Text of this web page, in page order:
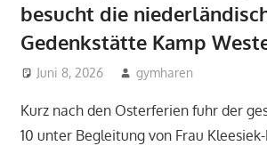
besucht die
Gedenkstätte Kamp
Juni 8, 2026 gymharen
Kurz nach den Osterferien fuhr der
10 unter Begleitung von Frau